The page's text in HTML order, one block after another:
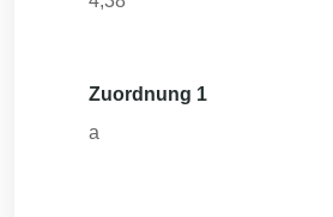
Zuordnung 1
a